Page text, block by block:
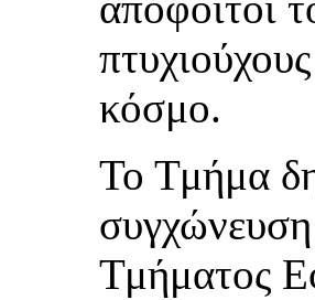
κόσμο.
Το Τμήμα
Τμήματος